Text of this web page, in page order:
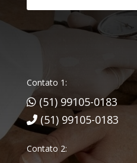
Contato 1:
(51) 99105-0183
(51) 99105-0183
Contato 2: